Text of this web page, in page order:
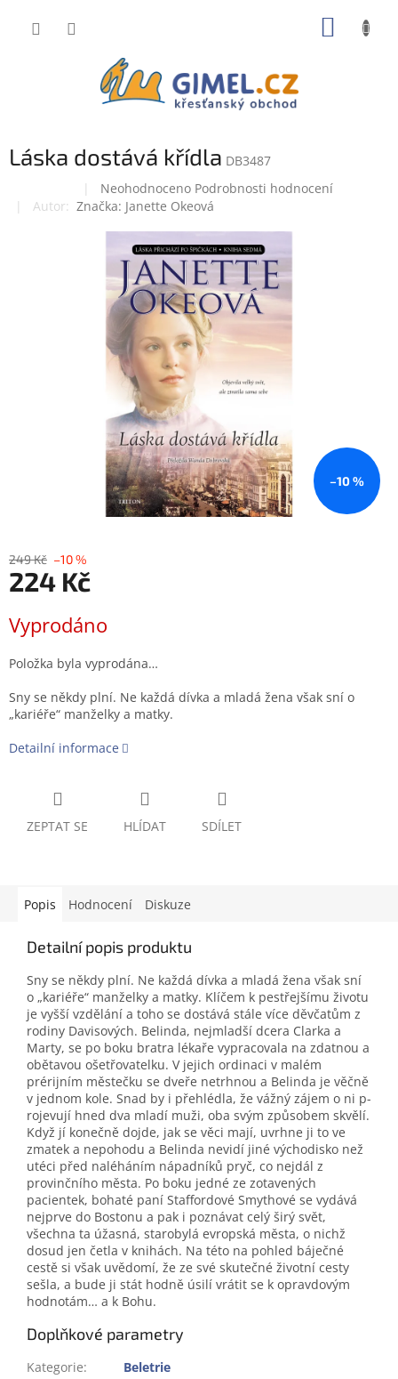
Láska dostává křídla DB3487
Průměrné
hodnocení
hvězdiček.
Neohodnoceno Podrobnosti hodnocení
Značka: Janette Okeová
–10 %
249 Kč –10 %
224 Kč
cena:
Vyprodáno
Položka byla vyprodána…
Sny se někdy plní. Ne každá dívka a mladá žena však sní o
„kariéře“ manželky a matky.
Detailní informace
ZEPTAT SE HLÍDAT SDÍLET
Popis Hodnocení Diskuze
Detailní popis produktu
Sny se někdy plní. Ne každá dívka a mladá žena však sní
o „kariéře“ manželky a matky. Klíčem k pestřejšímu životu
je vyšší vzdělání a toho se dostává stále více děvčatům z
rodiny Davisových. Belinda, nejmladší dcera Clarka a
Marty, se po boku bratra lékaře vypracovala na zdatnou a
obětavou ošetřovatelku. V jejich ordinaci v malém
prérijním městečku se dveře netrhnou a Belinda je věčně
v jednom kole. Snad by i přehlédla, že vážný zájem o ni p­­­
rojevují hned dva mladí muži, oba svým způsobem skvělí.
Když jí konečně dojde, jak se věci mají, uvrhne ji to ve
zmatek a nepohodu a Belinda nevidí jiné východisko než
utéci před naléháním nápadníků pryč, co nejdál z
provinčního města. Po boku jedné ze zotavených
pacientek, bohaté paní Staffordové Smythové se vydává
nejprve do Bostonu a pak i poznávat celý širý svět,
všechna ta úžasná, starobylá evropská města, o nichž
dosud jen četla v knihách. Na této na pohled báječné
cestě si však uvědomí, že ze své skutečné životní cesty
sešla, a bude ji stát hodně úsilí vrátit se k opravdovým
hodnotám… a k Bohu.
Doplňkové parametry
Kategorie:
Beletrie